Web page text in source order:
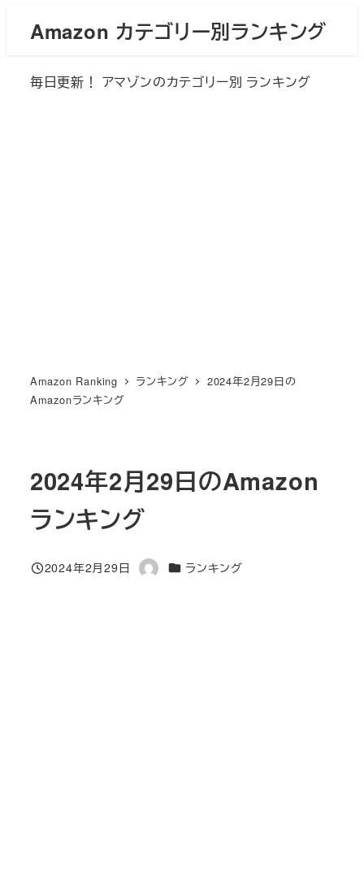
Amazon カテゴリー別ランキング
毎日更新！ アマゾンのカテゴリー別 ランキング
Amazon Ranking ランキング
2024年2月29日の
Amazonランキング
2024年2月29日のAmazon
ランキング
投稿日
2024年2月29日
著
カテゴリー
ランキング